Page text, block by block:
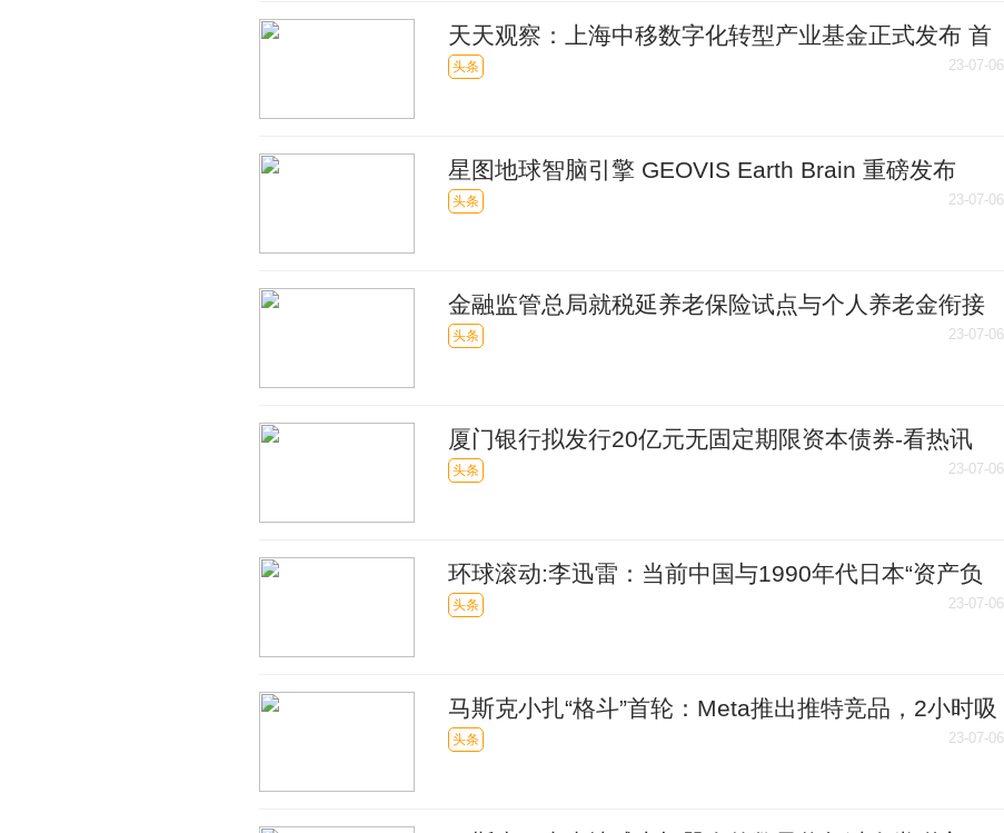
天天观察：上海中移数字化转型产业基金正式发布 首
期规模100亿元
头条 23-07-06
星图地球智脑引擎 GEOVIS Earth Brain 重磅发布
头条 23-07-06
金融监管总局就税延养老保险试点与个人养老金衔接
征求意见
头条 23-07-06
厦门银行拟发行20亿元无固定期限资本债券-看热讯
头条 23-07-06
环球滚动:李迅雷：当前中国与1990年代日本“资产负
债表衰退”不同
头条 23-07-06
马斯克小扎“格斗”首轮：Meta推出推特竞品，2小时吸
引两百万用户
头条 23-07-06